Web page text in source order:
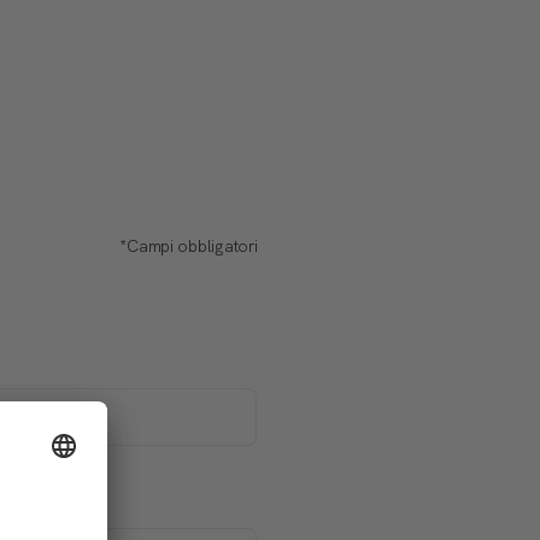
*Campi obbligatori